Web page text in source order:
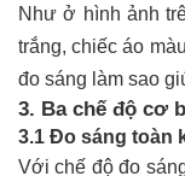
Như ở hình ảnh
trắng, chiếc áo
đo sáng làm sao
3. Ba chế độ cơ
3.1 Đo sáng toàn
Với chế độ đo